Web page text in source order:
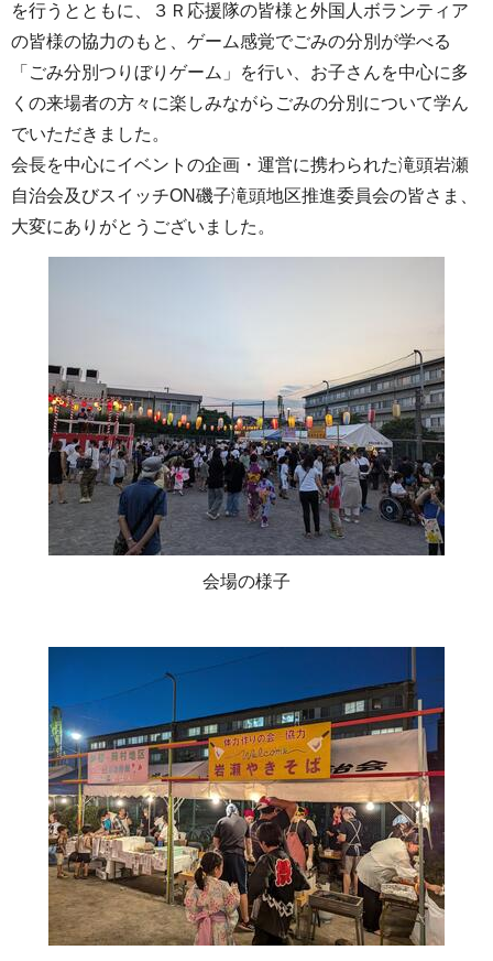
を行うとともに、３Ｒ応援隊の皆様と外国人ボランティア
の皆様の協力のもと、ゲーム感覚でごみの分別が学べる
「ごみ分別つりぼりゲーム」を行い、お子さんを中心に多
くの来場者の方々に楽しみながらごみの分別について学ん
でいただきました。
会長を中心にイベントの企画・運営に携わられた滝頭岩瀬
自治会及びスイッチON磯子滝頭地区推進委員会の皆さま、
大変にありがとうございました。
会場の様子